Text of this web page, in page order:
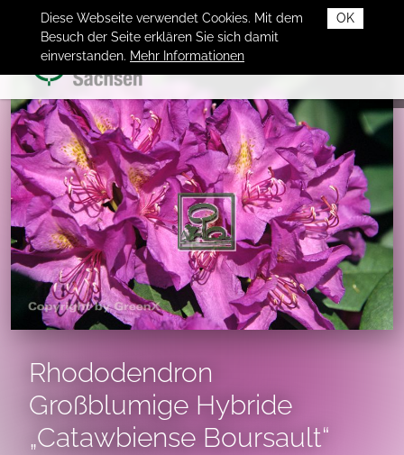
OK
Diese Webseite verwendet Cookies. Mit dem
Besuch der Seite erklären Sie sich damit
einverstanden. Mehr Informationen
Rhododendron
Großblumige Hybride
„Catawbiense Boursault“